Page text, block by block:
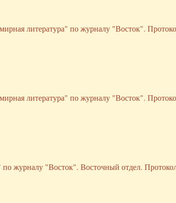
литература" по журналу "Восток".
литература" по журналу "Восток".
по журналу "Восток". Восточный отдел.